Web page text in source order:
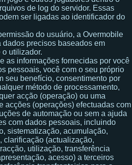
de log do servidor. Essas
ser ligadas ao identificador do
do usuário, a Overmobile
dados precisos baseados em
o utilizador.
as informações fornecidas por você
pessoais, você com o seu próprio
seu benefício, consentimento por
método de processamento,
acção (operação) ou uma
acções (operações) efectuadas com
de automação ou sem a ajuda
com dados pessoais, incluindo
sistematização, acumulação,
clarificação (actualização,
utilização, transferência
acesso) a terceiros